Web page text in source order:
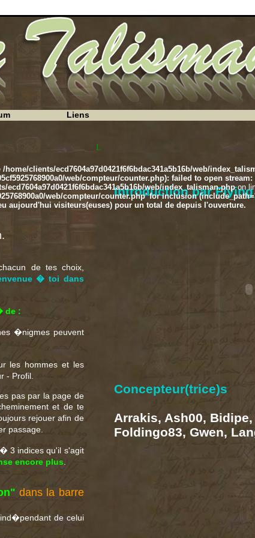
Liens
Le chapitre 4 du Talisman est main
/home/clients/ecd7604a97d0421f6f6bdac341a5b16b/web/
web/compteur/counter.php): failed to open
ecd7604a97d0421f6f6bdac341a5b16b/web/index_talisman.phpon
web/compteur/counter.php' for inclusion
aujourd'hui visiteurs(euses) pour un total de depuis l'ouverture.
Introduction par
Concepteur(trice)s
Arrakis, Ash00,
Foldingo83, Gwen,
de tes choix,
� toi dans
de :
�nigmes peuvent
les hommes et les
- Profil.
pas par la page de
et de te
rejouer afin de
passage.
3 indices qu'il s'agit
encore plus.
dans la barre
de celui